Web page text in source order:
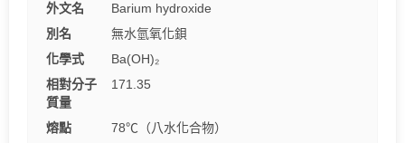
外文名
Barium hydroxide
別名
無水氫氧化鋇
化學式
Ba(OH)₂
相對分子
質量
171.35
熔點
78℃（八水化合物）